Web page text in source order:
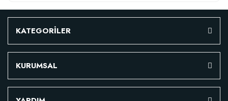
KATEGORİLER
KURUMSAL